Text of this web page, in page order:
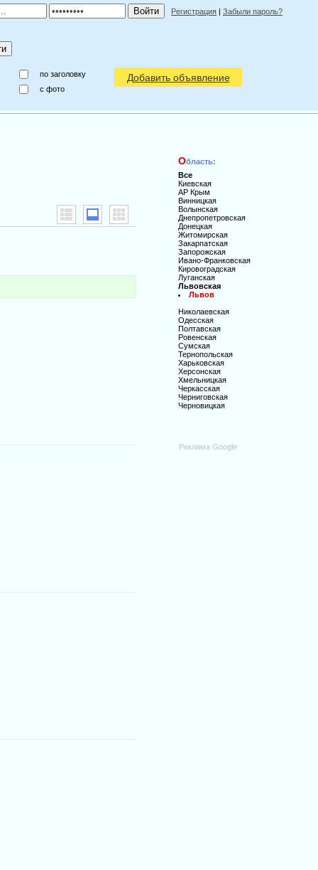
Регистрация | Забыли пароль?
по заголовку
c фото
Добавить объявление
Область:
Все
Киевская
АР Крым
Винницкая
Волынская
Днепропетровская
Донецкая
Житомирская
Закарпатская
Запорожская
Ивано-Франковская
Кировоградская
Луганская
Львовская
Львов
Николаевская
Одесская
Полтавская
Ровенская
Сумская
Тернопольская
Харьковская
Херсонская
Хмельницкая
Черкасская
Черниговская
Черновицкая
Реклама Google